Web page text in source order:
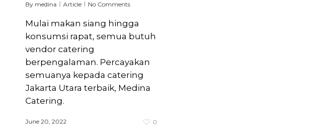
By medina Article No Comments
Mulai makan siang hingga
konsumsi rapat, semua butuh
vendor catering
berpengalaman. Percayakan
semuanya kepada catering
Jakarta Utara terbaik, Medina
Catering.
June 20, 2022 0